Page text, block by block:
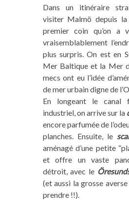
Dans un itinéraire
visiter Malmö depuis la
premier coin qu’on a
vraisemblablement
plus surpris. On est en
Mer Baltique et la Mer
mecs ont eu l’idée
de mer urbain digne de
En longeant le canal
industriel, on arrive sur la
encore parfumée de
planches. Ensuite, le
aménagé d’une petite
et offre un vaste
détroit, avec le
(et aussi la grosse averse
prendre !!).